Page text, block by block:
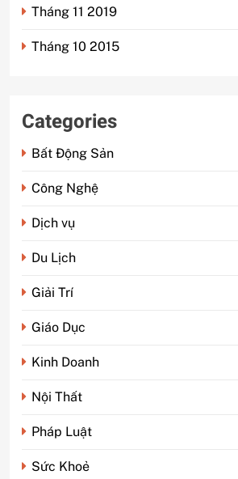
Tháng 11 2019
Tháng 10 2015
Categories
Bất Động Sản
Công Nghệ
Dịch vụ
Du Lịch
Giải Trí
Giáo Dục
Kinh Doanh
Nội Thất
Pháp Luật
Sức Khoẻ